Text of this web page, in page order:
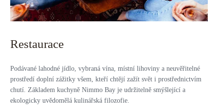
Restaurace
Podávané lahodné jídlo, vybraná vína, místní lihoviny a neuvěřitelné
prostředí doplní zážitky všem, kteří chtějí zažít svět i prostřednictvím
chutí. Základem kuchyně Nimmo Bay je udržitelně smýšlející a
ekologicky uvědomělá kulinářská filozofie.